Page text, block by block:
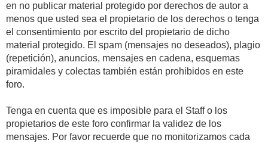
en no publicar material protegido por derechos de autor a
menos que usted sea el propietario de los derechos o tenga
el consentimiento por escrito del propietario de dicho
material protegido. El spam (mensajes no deseados), plagio
(repetición), anuncios, mensajes en cadena, esquemas
piramidales y colectas también están prohibidos en este
foro.
Tenga en cuenta que es imposible para el Staff o los
propietarios de este foro confirmar la validez de los
mensajes. Por favor recuerde que no monitorizamos cada